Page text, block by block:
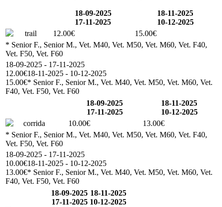
18-09-2025
17-11-2025
18-11-2025
10-12-2025
trail
12.00€
15.00€
* Senior F., Senior M., Vet. M40, Vet. M50, Vet. M60, Vet. F40,
Vet. F50, Vet. F60
18-09-2025 - 17-11-2025
12.00€18-11-2025 - 10-12-2025
15.00€* Senior F., Senior M., Vet. M40, Vet. M50, Vet. M60, Vet.
F40, Vet. F50, Vet. F60
18-09-2025
17-11-2025
18-11-2025
10-12-2025
corrida
10.00€
13.00€
* Senior F., Senior M., Vet. M40, Vet. M50, Vet. M60, Vet. F40,
Vet. F50, Vet. F60
18-09-2025 - 17-11-2025
10.00€18-11-2025 - 10-12-2025
13.00€* Senior F., Senior M., Vet. M40, Vet. M50, Vet. M60, Vet.
F40, Vet. F50, Vet. F60
18-09-2025
17-11-2025
18-11-2025
10-12-2025